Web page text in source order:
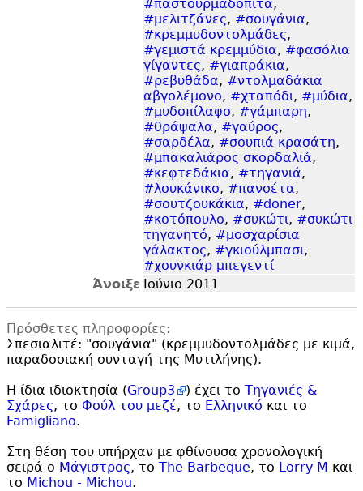
#παστουρμαδόπιτα,
#μελιτζάνες, #σουγάνια,
#κρεμμυδοντολμάδες,
#γεμιστά κρεμμύδια, #φασόλια
γίγαντες, #γιαπράκια,
#ρεβυθάδα, #ντολμαδάκια
αβγολέμονο, #χταπόδι, #μύδια,
#μυδοπίλαφο, #γάμπαρη,
#θράψαλα, #γαύρος,
#σαρδέλα, #σουπιά κρασάτη,
#μπακαλιάρος σκορδαλιά,
#κεφτεδάκια, #τηγανιά,
#λουκάνικο, #πανσέτα,
#σουτζουκάκια, #doner,
#κοτόπουλο, #συκώτι, #συκώτι
τηγανητό, #μοσχαρίσια
γάλακτος, #γκιούλμπασι,
#χουνκιάρ μπεγεντί
Άνοιξε Ιούνιο 2011
Πρόσθετες πληροφορίες:
Σπεσιαλιτέ: "σουγάνια" (κρεμμυδοντολμάδες με κιμά,
παραδοσιακή συνταγή της Μυτιλήνης).
Η ίδια ιδιοκτησία (Group3 ) έχει το Τηγανιές &
Σχάρες, το Φούλ του μεζέ, το Ελληνικό και το
Famigliano.
Στη θέση του υπήρχαν με φθίνουσα χρονολογική
σειρά ο Μάγιστρος, το The Barbeque, το Lorry M και
το Michou - Michou.